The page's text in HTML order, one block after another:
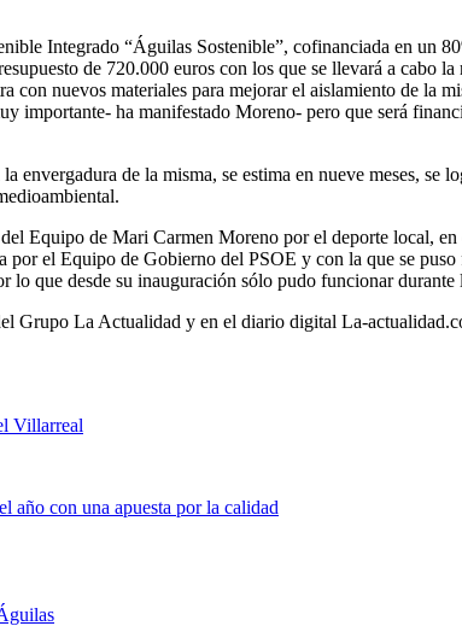
Integrado “Águilas Sostenible”, cofinanciada en un
de 720.000 euros con los que se llevará a cabo
con nuevos materiales para mejorar el aislamiento de la
importante- ha manifestado Moreno- pero que será
envergadura de la misma, se estima en nueve meses,
Equipo de Mari Carmen Moreno por el deporte local,
por el Equipo de Gobierno del PSOE y con la que se
que desde su inauguración sólo pudo funcionar durante
Grupo La Actualidad y en el diario digital La-
Villarreal
año con una apuesta por la calidad